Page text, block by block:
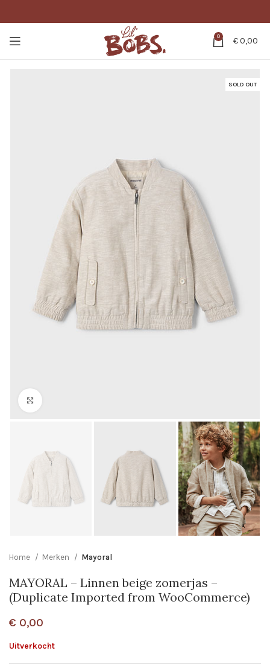
0 €0,00
SOLD OUT
Home Merken Mayoral
MAYORAL – Linnen beige zomerjas –
(Duplicate Imported from WooCommerce)
€ 0,00
Uitverkocht